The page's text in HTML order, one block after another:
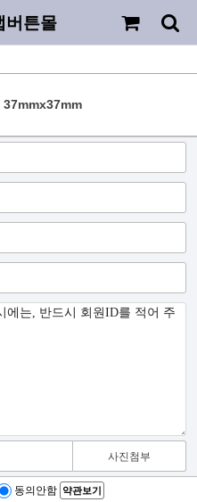
버튼몰
37mmx37mm
사진첨부
동의안함 약관보기